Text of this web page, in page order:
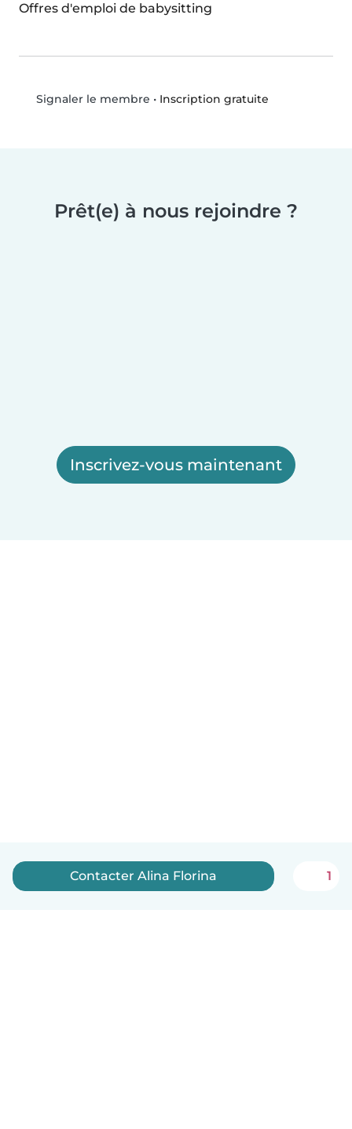
Offres d'emploi de babysitting
Signaler le membre • Inscription gratuite
Prêt(e) à nous rejoindre ?
Inscrivez-vous maintenant
Contacter Alina Florina 1